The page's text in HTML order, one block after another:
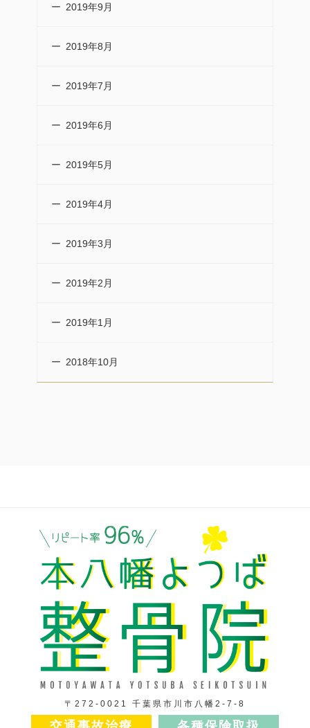
2019年9月
2019年8月
2019年7月
2019年6月
2019年5月
2019年4月
2019年3月
2019年2月
2019年1月
2018年10月
〒272-0021 千葉県市川市八幡2-7-8